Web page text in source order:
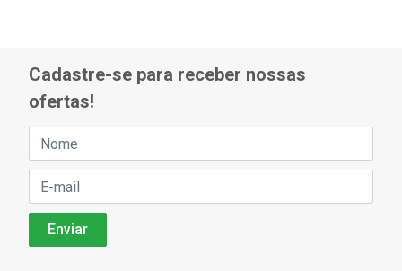
Cadastre-se para receber nossas
ofertas!